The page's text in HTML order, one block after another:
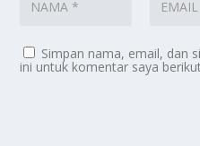
Simpan nama, email, dan
ini untuk komentar saya